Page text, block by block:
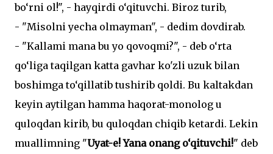
bo‘rni ol!", - hayqirdi o‘qituvchi. Biroz turib,
- "Misolni yecha olmayman", - dedim dovdirab.
- "Kallami mana bu yo qovoqmi?", - deb o‘rta
qo‘liga taqilgan katta gavhar ko'zli uzuk bilan
boshimga to‘qillatib tushirib qoldi. Bu kaltakdan
keyin aytilgan hamma haqorat-monolog u
quloqdan kirib, bu quloqdan chiqib ketardi. Lekin
muallimning "Uyat-e! Yana onang o‘qituvchi!" deb